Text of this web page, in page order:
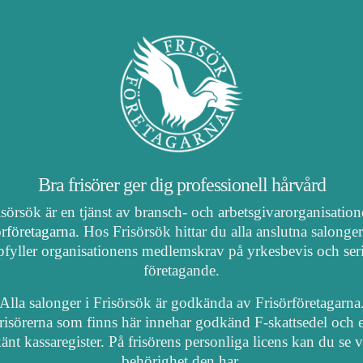
Bra frisörer ger dig professionell hårvård
är en tjänst av bransch- och
. Hos Frisörsök hittar du alla anslutna
organisationens medlemskrav på yrkesbevis och
företagande.
Alla salonger i Frisörsök är godkända av
som finns här innehar godkänd F-skattsedel och
kassaregister. På frisörens personliga licens kan du se